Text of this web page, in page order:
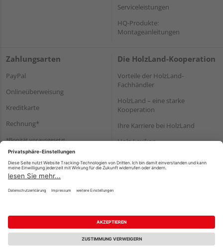
Serviceleistungen
HQ-Produkte:
Montageanleitungen
Zahlungsarten
PayPal
Onlineüberweisung
Kreditkarte
Rechnung*
*Bonität vorausgesetzt
Die HolzLand-Kooperation
Vorteile der HolzLand-
Fachhändler
HolzLand – eine starke
Kooperation
Ihre Karriere bei HolzLand
Holz-Lexikon
Impressum Datenschutz
Nutzungsbedingungen
Barrierefreiheitserklärung
Vertrag widerrufen